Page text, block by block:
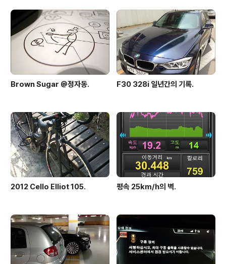
Brown Sugar @정자동. F30 328i 일년간의 기록.
2012 Cello Elliot 105. 평속 25km/h의 벽.